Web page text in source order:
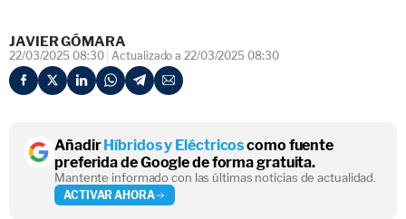
JAVIER GÓMARA
22/03/2025 08:30 Actualizado a 22/03/2025 08:30
AñadirHíbridos y Eléctricoscomo fuente
preferida de Google de forma gratuita.
Mantente informado con las últimas noticias de actualidad.
ACTIVAR AHORA